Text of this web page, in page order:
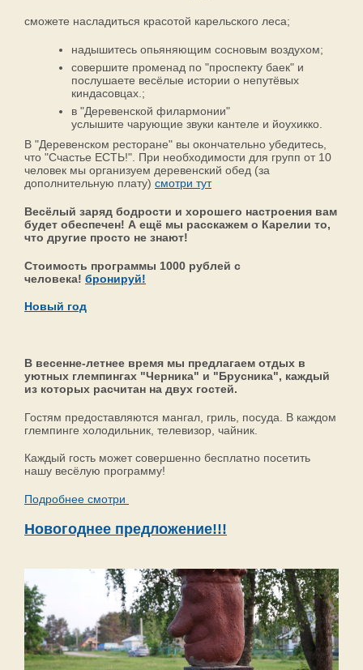
сможете насладиться красотой карельского леса;
надышитесь опьяняющим сосновым воздухом;
совершите променад по "проспекту баек" и
послушаете весёлые истории о непутёвых
киндасовцах.;
в "Деревенской филармонии"
услышите чарующие звуки кантеле и йоухикко.
В "Деревенском ресторане" вы окончательно убедитесь,
что "Счастье ЕСТЬ!". При необходимости для групп от 10
человек мы организуем деревенский обед (за
дополнительную плату) смотри тут
Весёлый заряд бодрости и хорошего настроения вам
будет обеспечен! А ещё мы расскажем о Карелии то,
что другие просто не знают!
Стоимость программы 1000 рублей с
человека! бронируй!
Новый год
В весенне-летнее время мы предлагаем отдых в
уютных глемпингах "Черника" и "Брусника", каждый
из которых расчитан на двух гостей.
Гостям предоставляются мангал, гриль, посуда. В каждом
глемпинге холодильник, телевизор, чайник.
Каждый гость может совершенно бесплатно посетить
нашу весёлую программу!
Подробнее смотри
Новогоднее предложение!!!